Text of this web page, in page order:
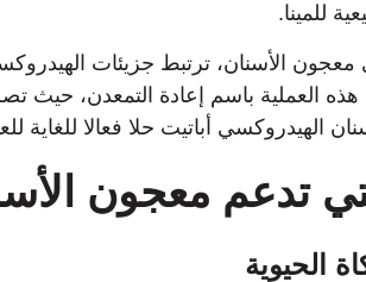
للمينا.
الأسنان، ترتبط جزيئات
العملية باسم إعادة التمعدن، حيث
الهيدروكسي أباتيت حلا فعالا للغاية
تدعم معجون
الحيوية